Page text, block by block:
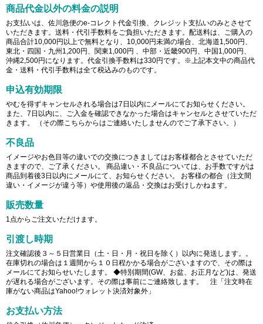
商品代金以外の料金の説明
お支払いは、佐川急便のe-コレクト代金引換、クレジット支払いのみとさせて
いただきます。送料・代引手数料をご負担いただきます。配送料は、ご購入の
商品合計10,000円以上で無料となり、10,000円未満の場合、北海道1,500円、
東北・四国・九州1,200円、関東1,000円 、中部・近畿900円、中国1,000円、
沖縄2,500円になります。代金引換手数料は330円です。※上記本文中の商品代
金・送料・代引手数料は全て税込みのものです。
申込有効期限
やむを得ずキャンセルされる場合は7日以内にメールにてお知らせください。
また、7日以内に、ご入金を確認できなかった場合はキャンセルとさせていただ
きます。 （その際こちらからはご連絡いたしませんのでご了承下さい。）
不良品
イメージやお色目等の違いでの交換につきましてはお客様都合とさせていただ
きますので、ご了承ください。 商品違い・不良品については、お手数ですがは
商品到着後3日以内にメールにて、お知らせください。 お客様の都合（注文間
違い・イメージが違う等）や使用後の返品・交換はお受けしかねます。
販売数量
1点からご注文いただけます。
引渡し時期
注文確認後３～５日営業日（土・日・月・祝日を除く）以内に発送します。。
在庫切れの場合は１週間から１０日程かかる場合がございますので、その際は
メールにてお知らせいたします。 ◆特別期間(GW、お盆、お正月など)は、発送
が遅れる場合がございます。その際は事前にご連絡致します。 注「注文時在
庫がない商品はYahoo!ウォレット決済対象外」
お支払い方法